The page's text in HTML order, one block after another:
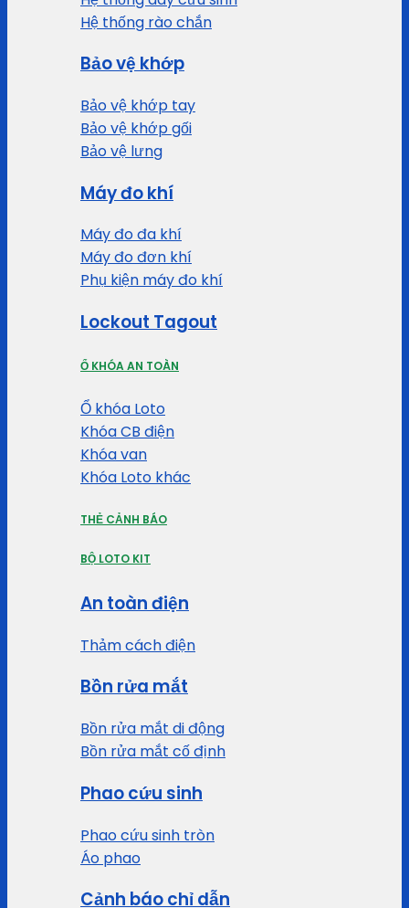
Hệ thống rào chắn
Bảo vệ khớp
Bảo vệ khớp tay
Bảo vệ khớp gối
Bảo vệ lưng
Máy đo khí
Máy đo đa khí
Máy đo đơn khí
Phụ kiện máy đo khí
Lockout Tagout
Ổ KHÓA AN TOÀN
Ổ khóa Loto
Khóa CB điện
Khóa van
Khóa Loto khác
THẺ CẢNH BÁO
BỘ LOTO KIT
An toàn điện
Thảm cách điện
Bồn rửa mắt
Bồn rửa mắt di động
Bồn rửa mắt cố định
Phao cứu sinh
Phao cứu sinh tròn
Áo phao
Cảnh báo chỉ dẫn